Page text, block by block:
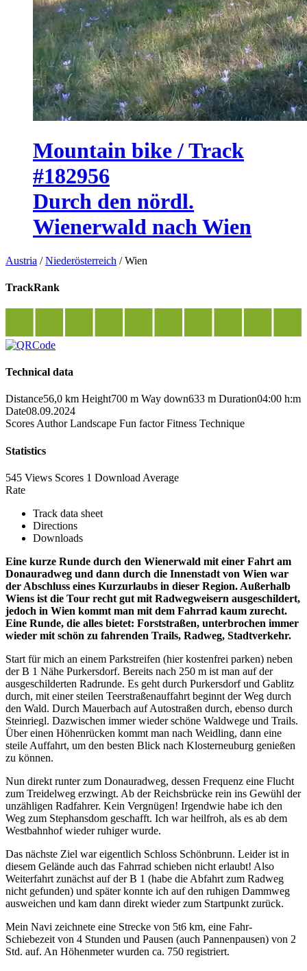
Mountain bike / Track
#182956
Durch den nördl.
Wienerwald nach Wien
Austria /Niederösterreich /Wien
TrackRank
Technical data
Distance56,0 km Height700 m Way down633 m Duration04:00 h:m
Date08.09.2024
Scores Author Landscape Fun factor Fitness Technique
Statistics
545 Views Scores 1 Download Average
Rate
Track data sheet
Directions
Downloads
Eine kurze Runde durch den Wienerwald mit einer Fahrt am
Donauradweg und dann durch die Innenstadt von Wien war
der Abschluss eines Kurzurlaubs in dieser Region. Außerhalb
Wiens ist die Tour recht gut mit Radwegweisern ausgeschildert,
jedoch in Wien kommt man mit dem Fahrrad kaum zurecht.
Eine Runde, die alles bietet: Forststraßen, unterbrochen immer
wieder mit schön zu fahrenden Trails, Radweg, Stadtverkehr.
Start für mich an einem Parkstreifen (hier kostenfrei parken) neben
der B 1 Nähe Purkersdorf. Bereits nach 250 m ist man auf der
ausgeschilderten Radrunde. Es geht durch Purkersdorf und Gablitz
durch, mit einer steilen Teerstraßenauffahrt beginnt der Weg durch
den Wald. Durch Mauerbach auf Autostraßen durch, ebenso durch
Steinriegl. Dazwischen immer wieder schöne Waldwege und Trails.
Über einen Höhenrücken kommt man nach Weidling, dann eine
steile Auffahrt, um den besten Blick nach Klosterneuburg genießen
zu können.
Nun direkt runter zum Donauradweg, dessen Frequenz eine Flucht
zum Treidelweg erzwingt. Ab der Reichsbrücke rein ins Gewühl der
unzähligen Radfahrer. Kein Vergnügen! Irgendwie habe ich den
Weg zum Stephansdom geschafft. Ich war heilfroh, als es ab dem
Westbahnhof wieder ruhiger wurde.
Das nächste Ziel war eigentlich Schloss Schönbrunn. Leider ist in
diesem Gelände auch das Fahrrad schieben nicht erlaubt! Also
Weiterfahrt zunächst auf der B 1 (habe die Abfahrt zum Radweg
nicht gefunden) und später konnte ich auf den ruhigen Dammweg
ausweichen und kam dann direkt wieder zum Startpunkt zurück.
Mein Navi zeichnete eine Strecke von 5t6 km, eine Fahr-
Schiebezeit von 4 Stunden und Pausen (auch Pannenpausen) von 2
Std. auf. An Höhenmeter wurden ca. 750 registriert.